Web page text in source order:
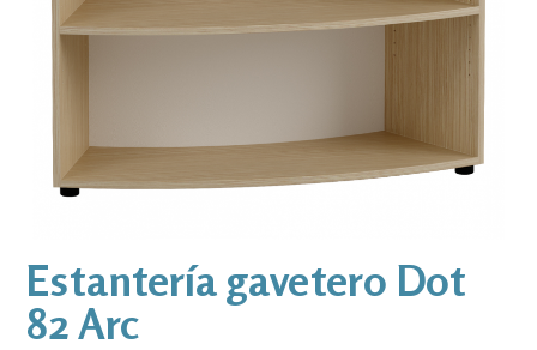
Estantería gavetero Dot
82 Arc